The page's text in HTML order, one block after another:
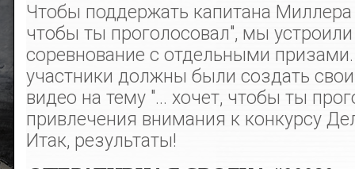
Чтобы поддержать капитана Миллера
чтобы ты проголосовал", мы
соревнование с отдельными
участники должны были создать
видео на тему "... хочет, чтобы ты
привлечения внимания к конкурсу
Итак, результаты!